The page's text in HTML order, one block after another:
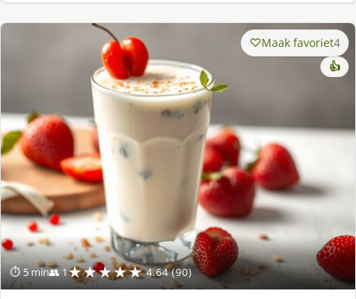
⏱ 5 min👥 1★★★★★ 4.64 (90)
Maak favoriet4
👍